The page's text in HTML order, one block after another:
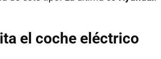
el coche eléctrico